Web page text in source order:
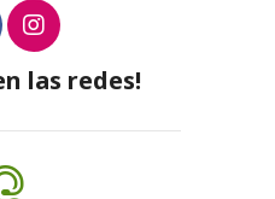
las redes!